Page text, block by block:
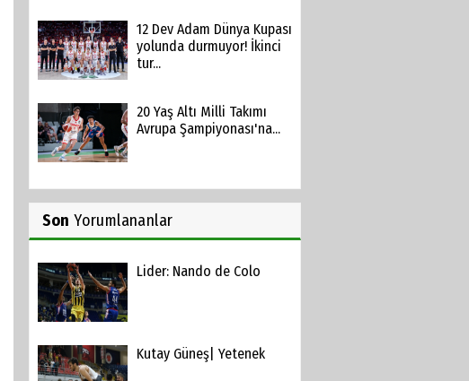
12 Dev Adam Dünya Kupası
yolunda durmuyor! İkinci
tur...
20 Yaş Altı Milli Takımı
Avrupa Şampiyonası'na...
Son Yorumlananlar
Lider: Nando de Colo
Kutay Güneş| Yetenek